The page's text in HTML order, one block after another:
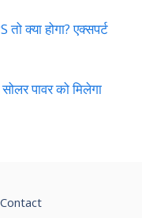
क्या होगा? एक्सपर्ट
पावर को मिलेगा
Contact